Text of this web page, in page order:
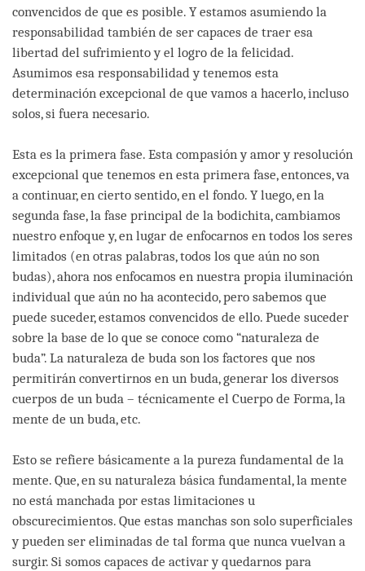
convencidos de que es posible. Y estamos asumiendo la
responsabilidad también de ser capaces de traer esa
libertad del sufrimiento y el logro de la felicidad.
Asumimos esa responsabilidad y tenemos esta
determinación excepcional de que vamos a hacerlo, incluso
solos, si fuera necesario.
Esta es la primera fase. Esta compasión y amor y resolución
excepcional que tenemos en esta primera fase, entonces, va
a continuar, en cierto sentido, en el fondo. Y luego, en la
segunda fase, la fase principal de la bodichita, cambiamos
nuestro enfoque y, en lugar de enfocarnos en todos los seres
limitados (en otras palabras, todos los que aún no son
budas), ahora nos enfocamos en nuestra propia iluminación
individual que aún no ha acontecido, pero sabemos que
puede suceder, estamos convencidos de ello. Puede suceder
sobre la base de lo que se conoce como “naturaleza de
buda”. La naturaleza de buda son los factores que nos
permitirán convertirnos en un buda, generar los diversos
cuerpos de un buda – técnicamente el Cuerpo de Forma, la
mente de un buda, etc.
Esto se refiere básicamente a la pureza fundamental de la
mente. Que, en su naturaleza básica fundamental, la mente
no está manchada por estas limitaciones u
obscurecimientos. Que estas manchas son solo superficiales
y pueden ser eliminadas de tal forma que nunca vuelvan a
surgir. Si somos capaces de activar y quedarnos para